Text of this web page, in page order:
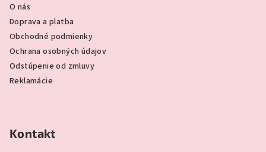
O nás
Doprava a platba
Obchodné podmienky
Ochrana osobných údajov
Odstúpenie od zmluvy
Reklamácie
Kontakt